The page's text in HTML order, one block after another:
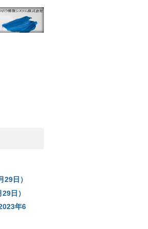
日）
日）
年6